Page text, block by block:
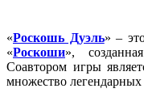
«Роскошь Дуэль» –
«Роскоши»,
Соавтором игры
множество